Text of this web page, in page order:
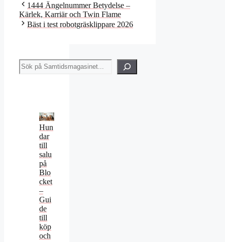
1444 Ängelnummer Betydelse –
Kärlek, Karriär och Twin Flame
Bäst i test robotgräsklippare 2026
Sök
Hun
dar
till
salu
på
Blo
cket
–
Gui
de
till
köp
och